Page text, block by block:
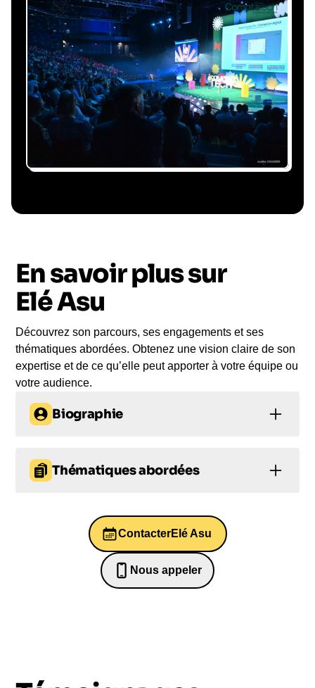
tout
Gestion du planning, échanges avec le
conférencier, coordination logistique : vous
êtes accompagné à chaque étape, sans perte
de temps ni complication.
Le conférencier vient à
Le jour de la conférence, l’intervenant se
rend sur votre évènement pour une prise de
parole impactante, engageante et sur-mesure
En savoir plus sur
Elé Asu
Découvrez son parcours, ses engagements et ses
thématiques abordées. Obtenez une vision claire de son
expertise et de ce qu’elle peut apporter à votre équipe ou
votre audience.
Biographie
une experte en modération de débats et de
conventions d'entreprise.
Anciennement chroniqueuse et présentatrice pour
des émissions emblématiques comme "La
Matinale" et "Le Grand Journal", elle est
aujourd'hui une référence pour les acteurs tels que
la Banque Africaine de Développement, Google,
Thématiques abordées
Leadership Leadership
Leadership
ContacterElé Asu
Nous appeler
0652698481